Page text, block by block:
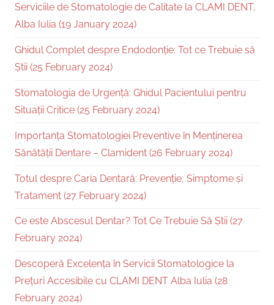
Serviciile de Stomatologie de Calitate la CLAMI DENT,
Alba Iulia (19 January 2024)
Ghidul Complet despre Endodonție: Tot ce Trebuie să
Știi (25 February 2024)
Stomatologia de Urgență: Ghidul Pacientului pentru
Situații Critice (25 February 2024)
Importanța Stomatologiei Preventive în Menținerea
Sănătății Dentare – Clamident (26 February 2024)
Totul despre Caria Dentară: Prevenție, Simptome și
Tratament (27 February 2024)
Ce este Abscesul Dentar? Tot Ce Trebuie Să Știi (27
February 2024)
Descoperă Excelența în Servicii Stomatologice la
Prețuri Accesibile cu CLAMI DENT Alba Iulia (28
February 2024)